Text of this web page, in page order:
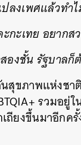
งเพศแล้วทำ
ะเทย อยากส
องชั้น รัฐบาล
สุขภาพแห่งชา
รวมอยู่
ถียงขึ้นมาอีกค